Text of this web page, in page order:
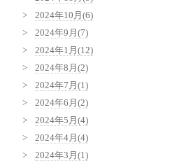
2024年10月(6)
2024年9月(7)
2024年1月(12)
2024年8月(2)
2024年7月(1)
2024年6月(2)
2024年5月(4)
2024年4月(4)
2024年3月(1)